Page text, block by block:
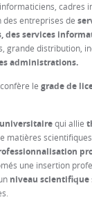
informaticiens, cadres
des entreprises de
des services
grande distribution,
administrations.
le grade de
qui allie
matières
une insertion
niveau scientifique